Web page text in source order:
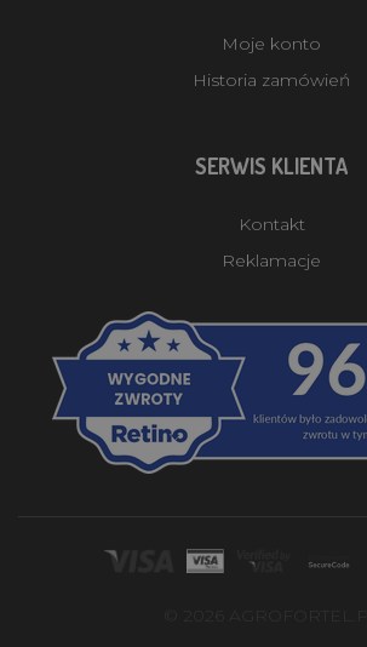
Moje konto
Historia zamówień
SERWIS KLIENTA
Kontakt
Reklamacje